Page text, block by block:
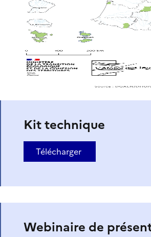
Kit technique
Télécharger
Webinaire de